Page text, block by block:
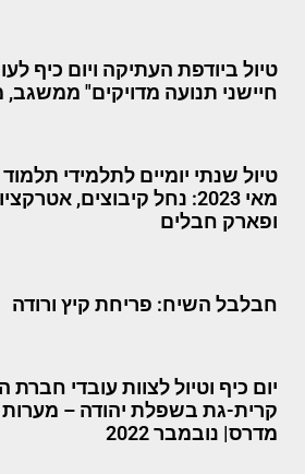
טיול ביודפת העתיקה ויום כיף
חיישני תנועה מדויקים" ממשגב, מאי
טיול שנתי יומיים לתלמידי
מאי 2023: נחל קיבוצים,
ופארק חבלים
חבלבל השיח: פריחת קיץ ורודה
יום כיף וטיול לצוות עובדי חברת
קרית-גת בשפלת יהודה – מערות
מדרס| נובמבר 2022